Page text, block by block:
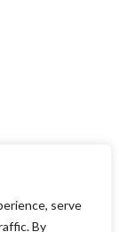
serve
By